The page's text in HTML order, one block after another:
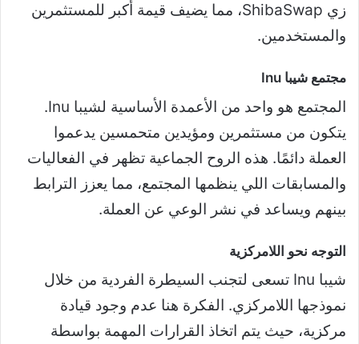
زي ShibaSwap، مما يضيف قيمة أكبر للمستثمرين
والمستخدمين.
مجتمع شيبا Inu
المجتمع هو واحد من الأعمدة الأساسية لشيبا Inu.
يتكون من مستثمرين ومؤيدين متحمسين يدعموا
العملة دائمًا. هذه الروح الجماعية تظهر في الفعاليات
والمسابقات اللي ينظمها المجتمع، مما يعزز الترابط
بينهم ويساعد في نشر الوعي عن العملة.
التوجه نحو اللامركزية
شيبا Inu تسعى لتجنب السيطرة الفردية من خلال
نموذجها اللامركزي. الفكرة هنا عدم وجود قيادة
مركزية، حيث يتم اتخاذ القرارات المهمة بواسطة